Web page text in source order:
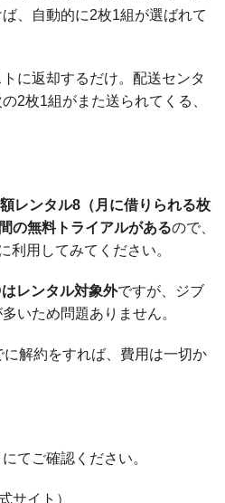
、自動的に2枚1組が選ばれて
に返却するだけ。配送センタ
2枚1組がまた送られてくる、
レンタル8（月に借りられる枚
の無料トライアルがあるので、
利用してみてください。
レンタル対象外ですが、ジブ
いため問題ありません。
解約をすれば、費用は一切か
てご確認ください。
サイト）